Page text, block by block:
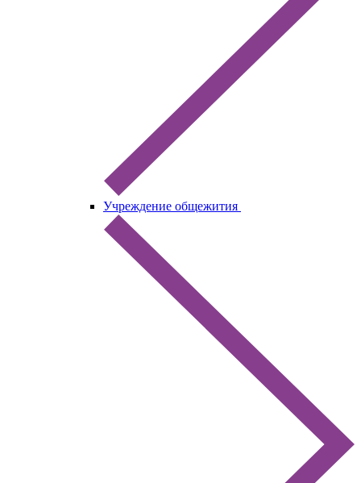
Учреждение общежития